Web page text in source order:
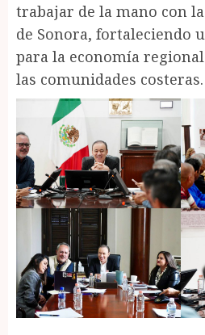
trabajar de la mano con
de Sonora, fortaleciendo
para la economía
las comunidades costeras.